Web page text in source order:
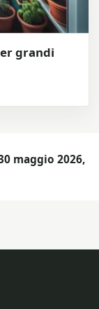
grandi
maggio 2026,